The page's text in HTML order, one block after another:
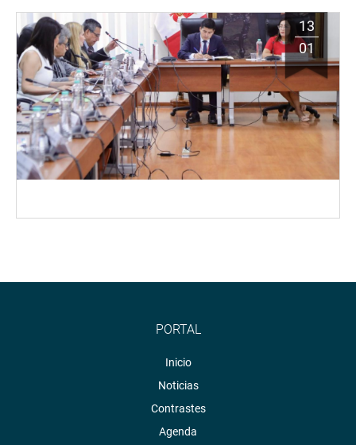
13
01
PORTAL
Inicio
Noticias
Contrastes
Agenda